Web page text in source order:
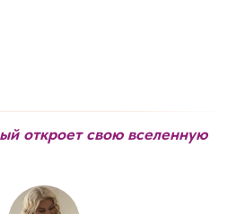
откроет свою вселенную